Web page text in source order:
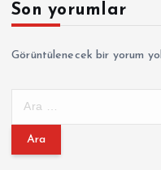
Son yorumlar
Görüntülenecek bir yorum
m